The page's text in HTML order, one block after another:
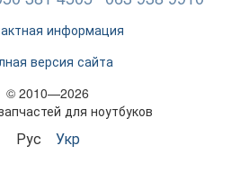
информация
версия сайта
© 2010—2026
для ноутбуков
Рус Укр